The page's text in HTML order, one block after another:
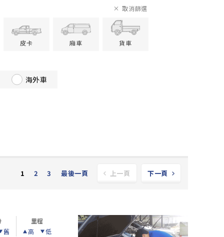
皮卡 廂車 貨車
取消篩選
海外車
1 2 3 最後一頁 上一頁 下一頁
舊
里程
高
低